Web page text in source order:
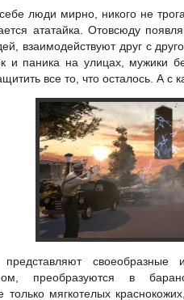
люди мирно, никого не
ататайка. Отовсюду
взаимодействуют друг с
и паника на улицах, мужики
все то, что осталось. А с
своеобразные
преобразуются в
только мягкотелых